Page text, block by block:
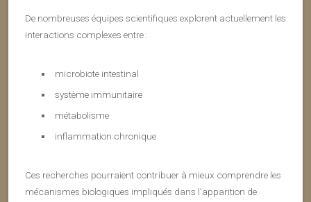
De nombreuses équipes scientifiques explorent actuellement les
interactions complexes entre :
microbiote intestinal
système immunitaire
métabolisme
inflammation chronique
Ces recherches pourraient contribuer à mieux comprendre les
mécanismes biologiques impliqués dans l’apparition de